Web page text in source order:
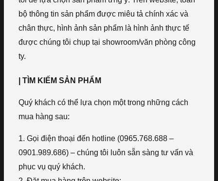
bộ thông tin sản phẩm được miêu tả chính xác và
chân thực, hình ảnh sản phẩm là hình ảnh thực tế
được chúng tôi chụp tại showroom/văn phòng công
ty.
| TÌM KIẾM SẢN PHẨM
Quý khách có thể lựa chọn một trong những cách
mua hàng sau:
1. Gọi điện thoại đến hotline (0965.768.688 –
0901.989.686) – chúng tôi luôn sẵn sàng tư vấn và
phục vụ quý khách.